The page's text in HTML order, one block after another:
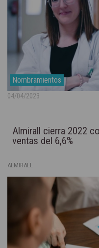
Nombramientos
04/04/2023
Almirall cierra 2022
ventas del 6,6%
ALMIRALL